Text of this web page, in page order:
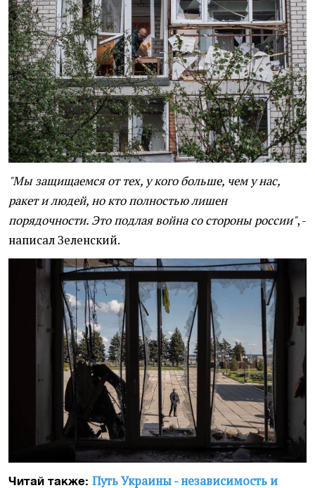
"Мы защищаемся от тех, у кого больше, чем у нас,
ракет и людей, но кто полностью лишен
порядочности. Это подлая война со стороны россии", -
написал Зеленский.
Читай также: Путь Украины - независимость и